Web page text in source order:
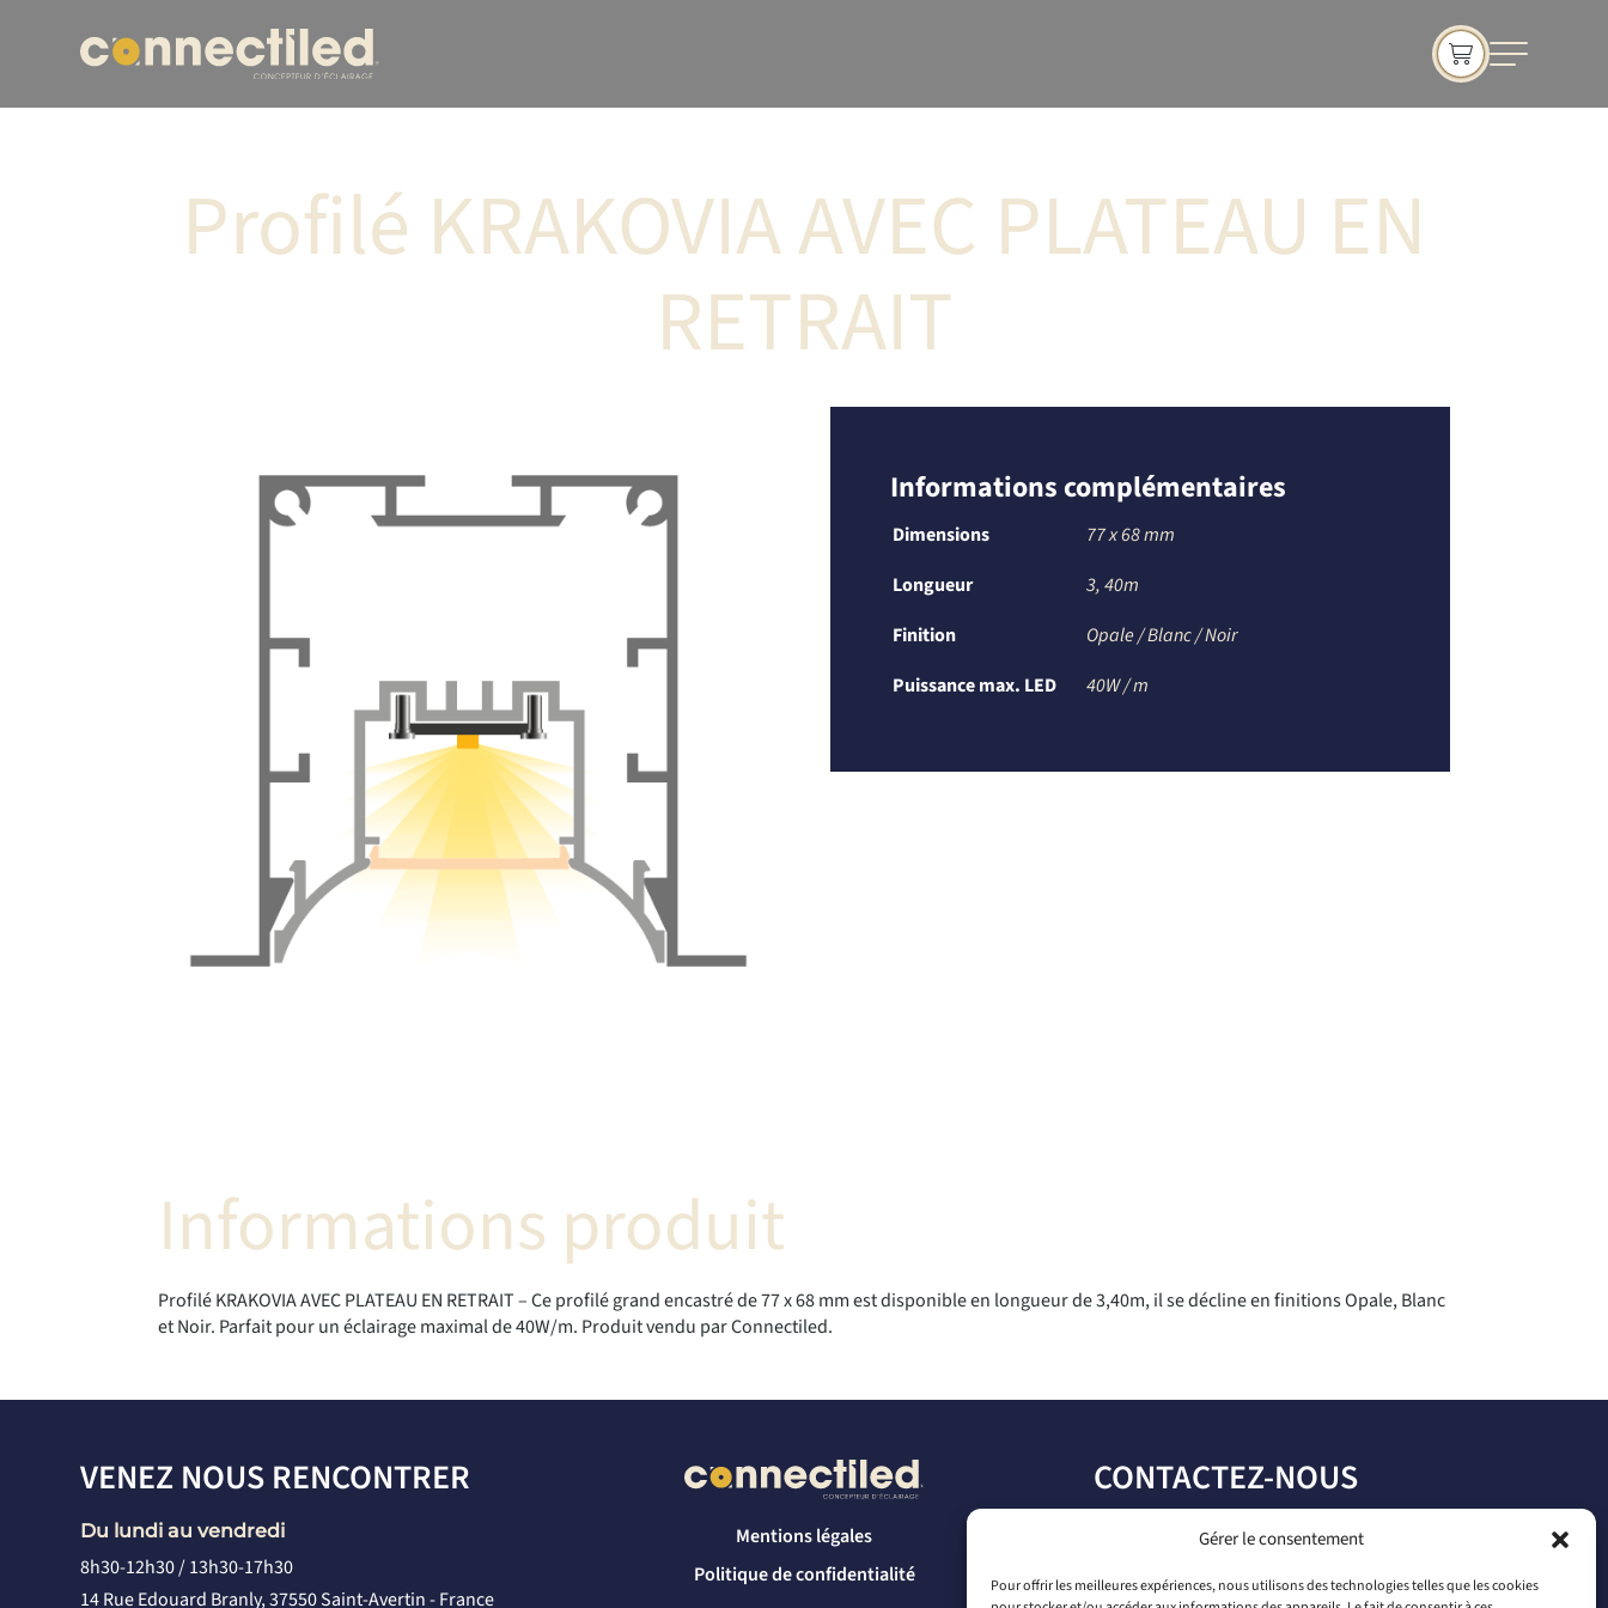
Gérer le consentement
Pour offrir les meilleures expériences, nous utilisons des technologies telles que les cookies
Profilé KRAKOVIA AVEC PLATEAU EN
RETRAIT
Informations complémentaires
Dimensions
77 x 68 mm
Longueur
3, 40m
Finition
Opale / Blanc / Noir
Puissance max. LED
40W / m
Informations produit
Profilé KRAKOVIA AVEC PLATEAU EN RETRAIT – Ce profilé grand encastré de 77 x 68 mm est disponible en longueur de 3,40m, il se décline en finitions Opale, Blanc
et Noir. Parfait pour un éclairage maximal de 40W/m. Produit vendu par Connectiled.
VENEZ NOUS RENCONTRER
Du lundi au vendredi
8h30-12h30 / 13h30-17h30
14 Rue Edouard Branly, 37550 Saint-Avertin - France
Mentions légales
Politique de confidentialité
CONTACTEZ-NOUS
par téléphone